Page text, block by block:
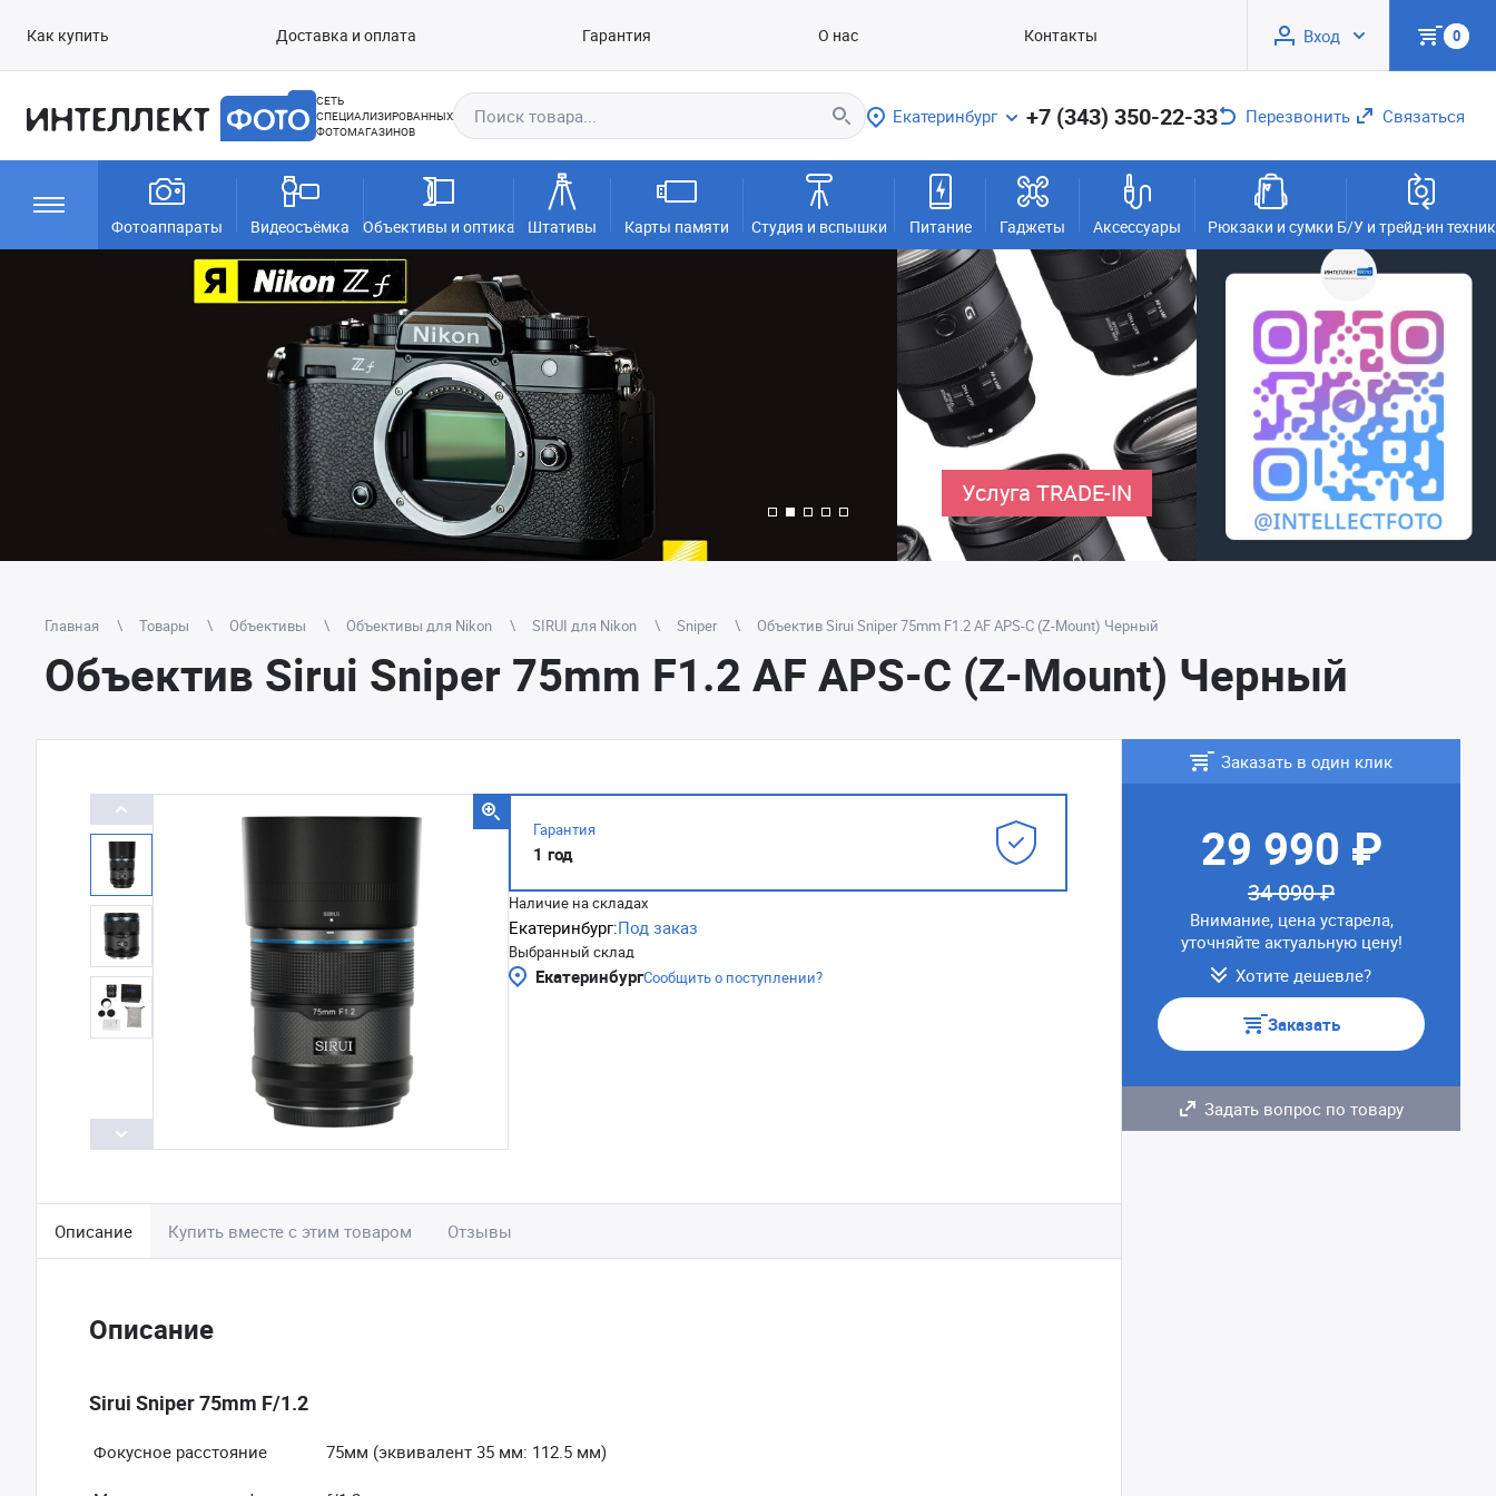
Как купить Доставка и оплата Гарантия О нас Контакты Вход 0
СЕТЬ
СПЕЦИАЛИЗИРОВАННЫХ
ФОТОМАГАЗИНОВ
Екатеринбург +7 (343) 350-22-33 Перезвонить Связаться
Фотоаппараты Видеосъёмка Объективы и оптика Штативы Карты памяти Студия и вспышки Питание Гаджеты Аксессуары Рюкзаки и сумки Б/У и трейд-ин
Услуга TRADE-IN
Главная Товары Объективы Объективы для Nikon SIRUI для Nikon Sniper Объектив Sirui Sniper 75mm F1.2 AF APS-C (Z-Mount) Черный
Объектив Sirui Sniper 75mm F1.2 AF APS-C (Z-Mount) Черный
Гарантия
1 год
Наличие на складах
Екатеринбург:Под заказ
Выбранный склад
ЕкатеринбургСообщить о поступлении?
Описание Купить вместе с этим товаром Отзывы
Описание
Sirui Sniper 75mm F/1.2
Фокусное расстояние 75мм (эквивалент 35 мм: 112.5 мм)
Заказать в один клик
29 990 ₽
34 090 ₽
Внимание, цена устарела,
уточняйте актуальную цену!
Хотите дешевле?
Заказать
Задать вопрос по товару